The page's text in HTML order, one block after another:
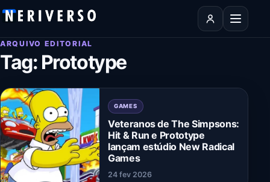
Pular para o conteúdo
Abrir
ARQUIVO EDITORIAL
Tag: Prototype
GAMES
Veteranos de The Simpsons:
Hit & Run e Prototype
lançam estúdio New Radical
Games
24 fev 2026